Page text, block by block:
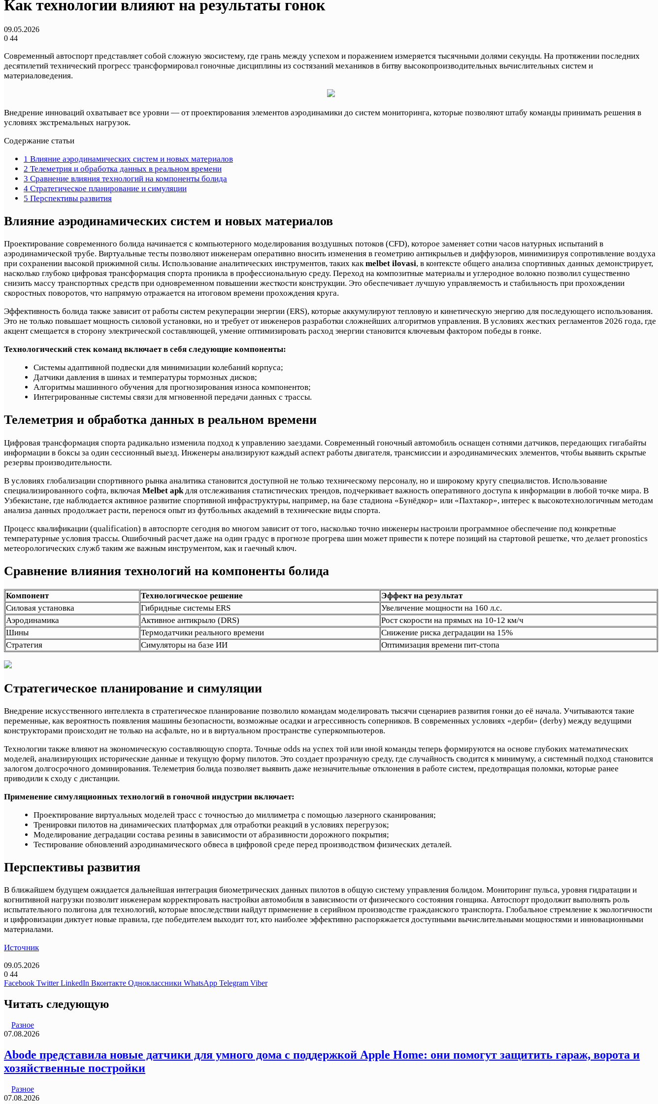
Как технологии влияют на результаты гонок
09.05.2026
0 44
Современный автоспорт представляет собой сложную экосистему, где грань между успехом и поражением измеряется тысячными долями секунды. На протяжении последних
десятилетий технический прогресс трансформировал гоночные дисциплины из состязаний механиков в битву высокопроизводительных вычислительных систем и
материаловедения.
Внедрение инноваций охватывает все уровни — от проектирования элементов аэродинамики до систем мониторинга, которые позволяют штабу команды принимать решения в
условиях экстремальных нагрузок.
Содержание статьи
1 Влияние аэродинамических систем и новых материалов
2 Телеметрия и обработка данных в реальном времени
3 Сравнение влияния технологий на компоненты болида
4 Стратегическое планирование и симуляции
5 Перспективы развития
Влияние аэродинамических систем и новых материалов
Проектирование современного болида начинается с компьютерного моделирования воздушных потоков (CFD), которое заменяет сотни часов натурных испытаний в
аэродинамической трубе. Виртуальные тесты позволяют инженерам оперативно вносить изменения в геометрию антикрыльев и диффузоров, минимизируя сопротивление воздуха
при сохранении высокой прижимной силы. Использование аналитических инструментов, таких какmelbet ilovasi, в контексте общего анализа спортивных данных демонстрирует,
насколько глубоко цифровая трансформация спорта проникла в профессиональную среду. Переход на композитные материалы и углеродное волокно позволил существенно
снизить массу транспортных средств при одновременном повышении жесткости конструкции. Это обеспечивает лучшую управляемость и стабильность при прохождении
скоростных поворотов, что напрямую отражается на итоговом времени прохождения круга.
Эффективность болида также зависит от работы систем рекуперации энергии (ERS), которые аккумулируют тепловую и кинетическую энергию для последующего использования.
Это не только повышает мощность силовой установки, но и требует от инженеров разработки сложнейших алгоритмов управления. В условиях жестких регламентов 2026 года, где
акцент смещается в сторону электрической составляющей, умение оптимизировать расход энергии становится ключевым фактором победы в гонке.
Технологический стек команд включает в себя следующие компоненты:
Системы адаптивной подвески для минимизации колебаний корпуса;
Датчики давления в шинах и температуры тормозных дисков;
Алгоритмы машинного обучения для прогнозирования износа компонентов;
Интегрированные системы связи для мгновенной передачи данных с трассы.
Телеметрия и обработка данных в реальном времени
Цифровая трансформация спорта радикально изменила подход к управлению заездами. Современный гоночный автомобиль оснащен сотнями датчиков, передающих гигабайты
информации в боксы за один сессионный выезд. Инженеры анализируют каждый аспект работы двигателя, трансмиссии и аэродинамических элементов, чтобы выявить скрытые
резервы производительности.
В условиях глобализации спортивного рынка аналитика становится доступной не только техническому персоналу, но и широкому кругу специалистов. Использование
специализированного софта, включая Melbet apk для отслеживания статистических трендов, подчеркивает важность оперативного доступа к информации в любой точке мира. В
Узбекистане, где наблюдается активное развитие спортивной инфраструктуры, например, на базе стадиона «Бунёдкор» или «Пахтакор», интерес к высокотехнологичным методам
анализа данных продолжает расти, перенося опыт из футбольных академий в технические виды спорта.
Процесс квалификации (qualification) в автоспорте сегодня во многом зависит от того, насколько точно инженеры настроили программное обеспечение под конкретные
температурные условия трассы. Ошибочный расчет даже на один градус в прогнозе прогрева шин может привести к потере позиций на стартовой решетке, что делает pronostics
метеорологических служб таким же важным инструментом, как и гаечный ключ.
Сравнение влияния технологий на компоненты болида
Компонент Технологическое решение
Эффект на результат
Силовая установка
Гибридные системы ERS
Увеличение мощности на 160 л.с.
Аэродинамика
Активное антикрыло (DRS)
Рост скорости на прямых на 10-12 км/ч
Шины
Термодатчики реального времени
Снижение риска деградации на 15%
Стратегия
Симуляторы на базе ИИ Оптимизация времени пит-стопа
Стратегическое планирование и симуляции
Внедрение искусственного интеллекта в стратегическое планирование позволило командам моделировать тысячи сценариев развития гонки до её начала. Учитываются такие
переменные, как вероятность появления машины безопасности, возможные осадки и агрессивность соперников. В современных условиях «дерби» (derby) между ведущими
конструкторами происходит не только на асфальте, но и в виртуальном пространстве суперкомпьютеров.
Технологии также влияют на экономическую составляющую спорта. Точные odds на успех той или иной команды теперь формируются на основе глубоких математических
моделей, анализирующих исторические данные и текущую форму пилотов. Это создает прозрачную среду, где случайность сводится к минимуму, а системный подход становится
залогом долгосрочного доминирования. Телеметрия болида позволяет выявить даже незначительные отклонения в работе систем, предотвращая поломки, которые ранее
приводили к сходу с дистанции.
Применение симуляционных технологий в гоночной индустрии включает:
Проектирование виртуальных моделей трасс с точностью до миллиметра с помощью лазерного сканирования;
Тренировки пилотов на динамических платформах для отработки реакций в условиях перегрузок;
Моделирование деградации состава резины в зависимости от абразивности дорожного покрытия;
Тестирование обновлений аэродинамического обвеса в цифровой среде перед производством физических деталей.
Перспективы развития
В ближайшем будущем ожидается дальнейшая интеграция биометрических данных пилотов в общую систему управления болидом. Мониторинг пульса, уровня гидратации и
когнитивной нагрузки позволит инженерам корректировать настройки автомобиля в зависимости от физического состояния гонщика. Автоспорт продолжит выполнять роль
испытательного полигона для технологий, которые впоследствии найдут применение в серийном производстве гражданского транспорта. Глобальное стремление к экологичности
и цифровизации диктует новые правила, где победителем выходит тот, кто наиболее эффективно распоряжается доступными вычислительными мощностями и инновационными
материалами.
Источник
09.05.2026
0 44
Facebook Twitter LinkedIn Вконтакте Одноклассники WhatsApp Telegram Viber
Читать следующую
Разное
07.08.2026
Abode представила новые датчики для умного дома с поддержкой Apple Home: они помогут защитить гараж, ворота и
хозяйственные постройки
Разное
07.08.2026